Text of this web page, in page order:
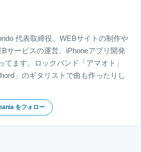
代表取締役。WEBサイトの制作や
サービスの運営、iPhoneアプリ開発
てます。ロックバンド「アマオト」
」のギタリストで曲も作ったりし
をフォロー